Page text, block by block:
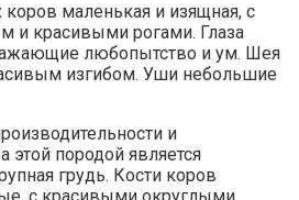
маленькая и изящная, с
красивыми рогами. Глаза
любопытство и ум. Шея
изгибом. Уши небольшие
и
этой породой является
грудь. Кости коров